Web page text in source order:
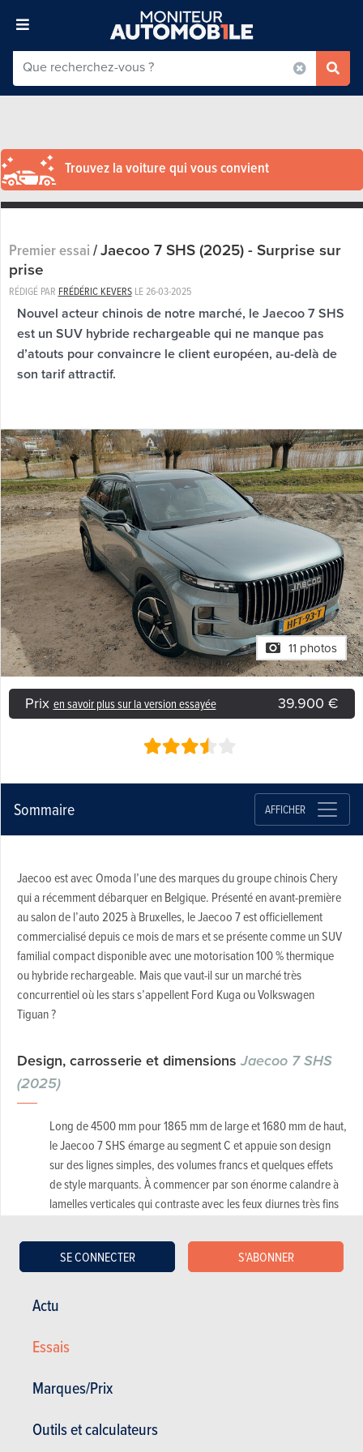
Actu
Essais
Marques/Prix
Outils et calculateurs
SE CONNECTER S'ABONNER
Trouvez la voiture qui vous convient
Premier essai/Jaecoo 7 SHS (2025) - Surprise sur
prise
RÉDIGÉ PAR FRÉDÉRIC KEVERSLE 26-03-2025
Nouvel acteur chinois de notre marché, le Jaecoo 7 SHS
est un SUV hybride rechargeable qui ne manque pas
d’atouts pour convaincre le client européen, au-delà de
son tarif attractif.
11 photos
Prix en savoir plus sur la version essayée 39.900 €
Sommaire AFFICHER
Jaecoo est avec Omoda l’une des marques du groupe chinois Chery
qui a récemment débarquer en Belgique. Présenté en avant-première
au salon de l’auto 2025 à Bruxelles, le Jaecoo 7 est officiellement
commercialisé depuis ce mois de mars et se présente comme un SUV
familial compact disponible avec une motorisation 100 % thermique
ou hybride rechargeable. Mais que vaut-il sur un marché très
concurrentiel où les stars s’appellent Ford Kuga ou Volkswagen
Tiguan ?
Design, carrosserie et dimensionsJaecoo 7 SHS
(2025)
Long de 4500 mm pour 1865 mm de large et 1680 mm de haut,
le Jaecoo 7 SHS émarge au segment C et appuie son design
sur des lignes simples, des volumes francs et quelques effets
de style marquants. À commencer par son énorme calandre à
lamelles verticales qui contraste avec les feux diurnes très fins
Les phares à proprement parler sont sertis dans le bouclier, un
peu plus bas, juste au-dessus d’ouïes qui permettent de
veut sobre, avec des ailes aux muscles discrets, des poignées
montants de pare-brise et de custode noirs. Les jantes à cinq
tandis que la pente légère du toit contribue à apporter un